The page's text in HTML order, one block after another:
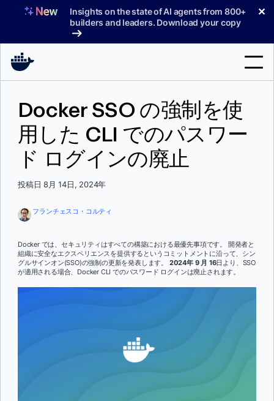
へ
Insights on the state of AI agents from 800+
builders and leaders. Download your copy
✕
製品
サポート
索
サインイン
Docker SSO の強制を使
用した CLI でのパスワー
ド ログインの廃止
投稿日 8月 14日, 2024年
フランチェスコ・コルティ
Docker では、セキュリティはすべての構築における最優先事項です。 開発者と
組織に安全なエクスペリエンスを提供するというコミットメントに沿って、シン
グルサインオン(SSO)の強制の更新を発表します。 2024年 9 月 16日より、SSO
が適用される場合、Docker CLI でのパスワード ログインは廃止されます。